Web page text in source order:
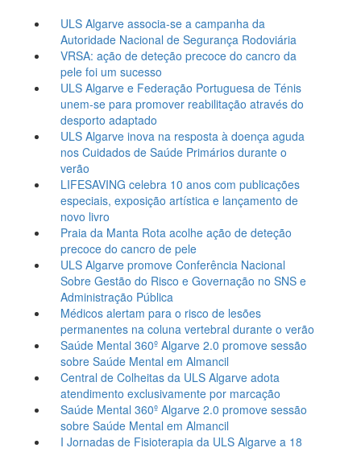
ULS Algarve associa-se a campanha da
Autoridade Nacional de Segurança Rodoviária
VRSA: ação de deteção precoce do cancro da
pele foi um sucesso
ULS Algarve e Federação Portuguesa de Ténis
unem-se para promover reabilitação através do
desporto adaptado
ULS Algarve inova na resposta à doença aguda
nos Cuidados de Saúde Primários durante o
verão
LIFESAVING celebra 10 anos com publicações
especiais, exposição artística e lançamento de
novo livro
Praia da Manta Rota acolhe ação de deteção
precoce do cancro de pele
ULS Algarve promove Conferência Nacional
Sobre Gestão do Risco e Governação no SNS e
Administração Pública
Médicos alertam para o risco de lesões
permanentes na coluna vertebral durante o verão
Saúde Mental 360º Algarve 2.0 promove sessão
sobre Saúde Mental em Almancil
Central de Colheitas da ULS Algarve adota
atendimento exclusivamente por marcação
Saúde Mental 360º Algarve 2.0 promove sessão
sobre Saúde Mental em Almancil
I Jornadas de Fisioterapia da ULS Algarve a 18